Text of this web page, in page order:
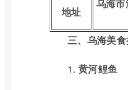
地址
乌海
三、乌海美
1. 黄河鲤鱼